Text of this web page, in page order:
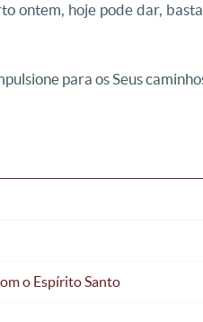
ontem, hoje pode dar,
para os Seus
o Espírito Santo